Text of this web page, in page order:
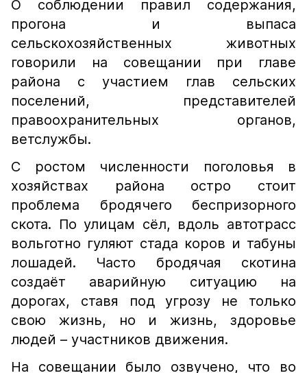
О соблюдении правил содержания,
прогона и выпаса
сельскохозяйственных животных
говорили на совещании при главе
района с участием глав сельских
поселений, представителей
правоохранительных органов,
ветслужбы.
С ростом численности поголовья в
хозяйствах района остро стоит
проблема бродячего беспризорного
скота. По улицам сёл, вдоль автотрасс
вольготно гуляют стада коров и табуны
лошадей. Часто бродячая скотина
создаёт аварийную ситуацию на
дорогах, ставя под угрозу не только
свою жизнь, но и жизнь, здоровье
людей – участников движения.
На совещании было озвучено, что во